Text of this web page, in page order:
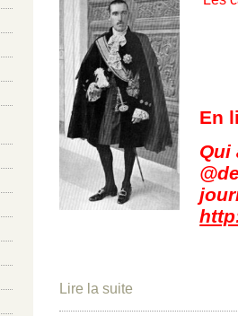
En
Qui
Lire la suite